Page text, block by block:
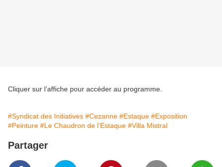
Cliquer sur l’affiche pour accéder au programme.
#Syndicat des Initiatives #Cezanne #Estaque #Exposition
#Peinture #Le Chaudron de l’Estaque #Villa Mistral
Partager